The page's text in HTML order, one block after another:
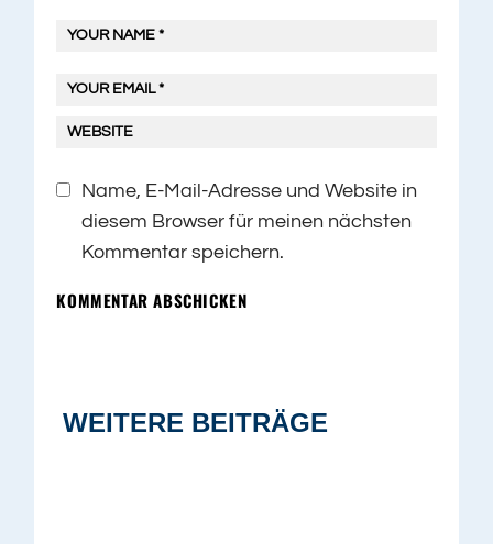
Name, E-Mail-Adresse und Website in
diesem Browser für meinen nächsten
Kommentar speichern.
KOMMENTAR ABSCHICKEN
WEITERE BEITRÄGE